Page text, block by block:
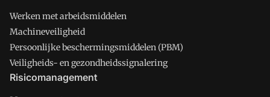
Werken met arbeidsmiddelen
Machineveiligheid
Persoonlijke beschermingsmiddelen (PBM)
Veiligheids- en gezondheidssignalering
Risicomanagement